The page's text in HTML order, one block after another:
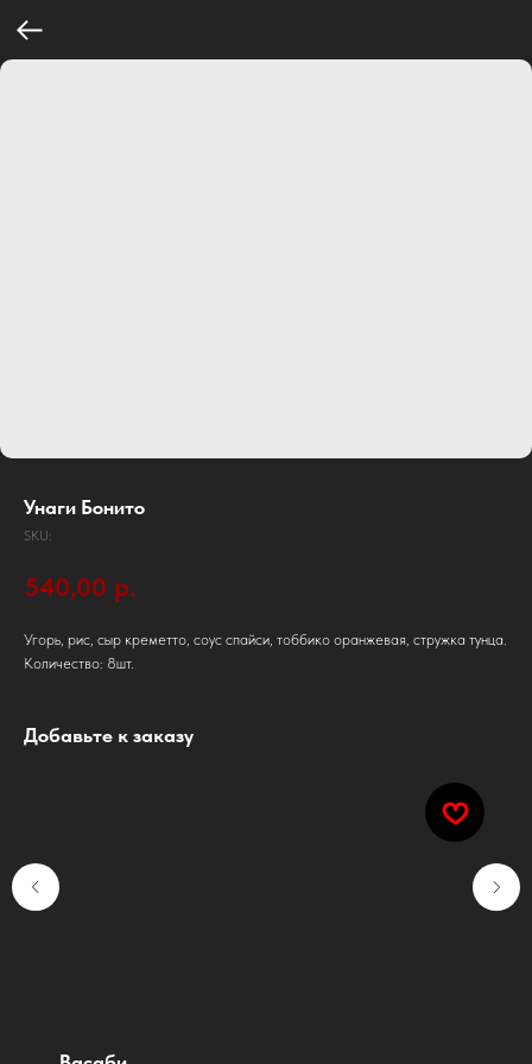
Унаги Бонито
SKU:
540,00 р.
Угорь, рис, сыр креметто, соус спайси, тоббико оранжевая, стружка тунца.
Количество: 8шт.
Добавьте к заказу